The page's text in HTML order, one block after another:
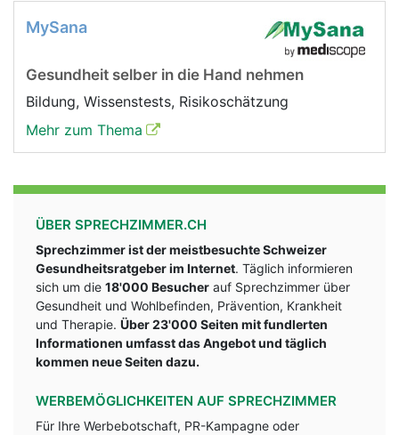
MySana
Gesundheit selber in die Hand nehmen
Bildung, Wissenstests, Risikoschätzung
Mehr zum Thema
ÜBER SPRECHZIMMER.CH
Sprechzimmer ist der meistbesuchte Schweizer
Gesundheitsratgeber im Internet. Täglich informieren
sich um die 18'000 Besucher auf Sprechzimmer über
Gesundheit und Wohlbefinden, Prävention, Krankheit
und Therapie. Über 23'000 Seiten mit fundlerten
Informationen umfasst das Angebot und täglich
kommen neue Seiten dazu.
WERBEMÖGLICHKEITEN AUF SPRECHZIMMER
Für Ihre Werbebotschaft, PR-Kampagne oder